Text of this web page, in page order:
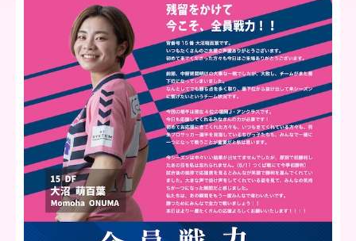
ア
北
海
道